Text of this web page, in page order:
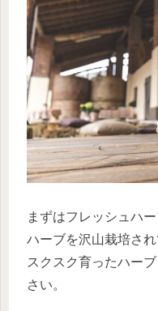
まずはフレッシュハ
ハーブを沢山栽培され
スクスク育ったハー
さい。